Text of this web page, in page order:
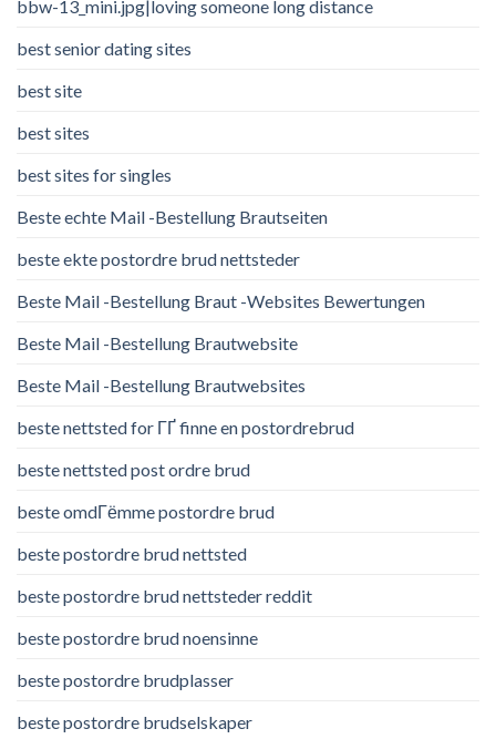
bbw-13_mini.jpg|loving someone long distance
best senior dating sites
best site
best sites
best sites for singles
Beste echte Mail -Bestellung Brautseiten
beste ekte postordre brud nettsteder
Beste Mail -Bestellung Braut -Websites Bewertungen
Beste Mail -Bestellung Brautwebsite
Beste Mail -Bestellung Brautwebsites
beste nettsted for ГҐ finne en postordrebrud
beste nettsted post ordre brud
beste omdГёmme postordre brud
beste postordre brud nettsted
beste postordre brud nettsteder reddit
beste postordre brud noensinne
beste postordre brudplasser
beste postordre brudselskaper